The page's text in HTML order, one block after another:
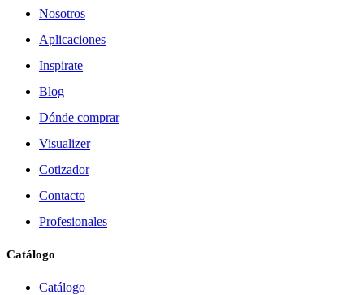
Nosotros
Aplicaciones
Inspirate
Blog
Dónde comprar
Visualizer
Cotizador
Contacto
Profesionales
Catálogo
Catálogo